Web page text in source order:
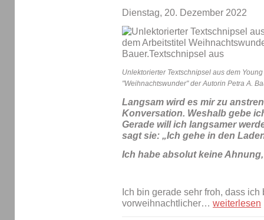
Dienstag, 20. Dezember 2022
Unlektorierter Textschnipsel aus dem
"Weihnachtswunder" der Autorin Petra A.
Langsam wird es mir zu
Konversation. Weshalb gebe
Gerade will ich langsamer
sagt sie: „Ich gehe in den
Ich habe absolut keine
Ich bin gerade sehr froh, dass
vorweihnachtlicher… weiterlesen